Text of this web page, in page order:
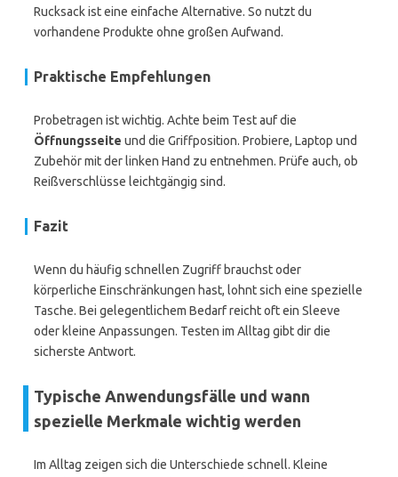
Rucksack ist eine einfache Alternative. So nutzt du
vorhandene Produkte ohne großen Aufwand.
Praktische Empfehlungen
Probetragen ist wichtig. Achte beim Test auf die
Öffnungsseite und die Griffposition. Probiere, Laptop und
Zubehör mit der linken Hand zu entnehmen. Prüfe auch, ob
Reißverschlüsse leichtgängig sind.
Fazit
Wenn du häufig schnellen Zugriff brauchst oder
körperliche Einschränkungen hast, lohnt sich eine spezielle
Tasche. Bei gelegentlichem Bedarf reicht oft ein Sleeve
oder kleine Anpassungen. Testen im Alltag gibt dir die
sicherste Antwort.
Typische Anwendungsfälle und wann
spezielle Merkmale wichtig werden
Im Alltag zeigen sich die Unterschiede schnell. Kleine